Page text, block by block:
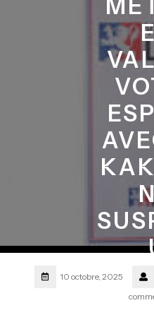
10 octobre, 2025